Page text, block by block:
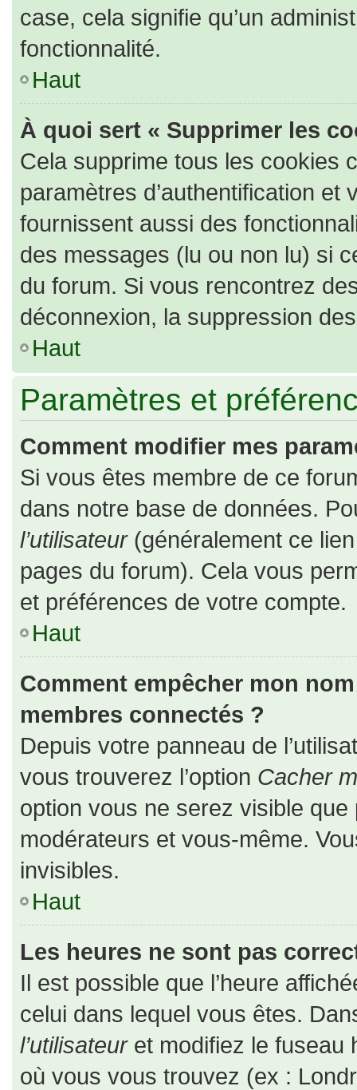
case, cela signifie qu’un
fonctionnalité.
Haut
À quoi sert « Supprimer les
Cela supprime tous les cookies
paramètres d’authentification
fournissent aussi des
des messages (lu ou non lu) si
du forum. Si vous rencontrez
déconnexion, la suppression
Haut
Paramètres et
Comment modifier mes
Si vous êtes membre de ce
dans notre base de données.
l’utilisateur(généralement ce
pages du forum). Cela vous
et préférences de votre compte.
Haut
Comment empêcher mon
membres connectés ?
Depuis votre panneau de
vous trouverez l’option Cacher
option vous ne serez visible
modérateurs et vous-même.
invisibles.
Haut
Les heures ne sont pas
Il est possible que l’heure
celui dans lequel vous êtes.
l’utilisateuret modifiez le fuseau
où vous vous trouvez (ex :